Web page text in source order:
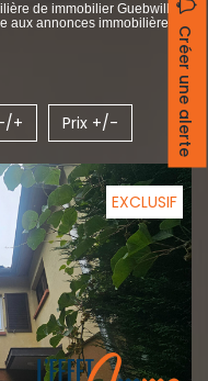
de immobilier Guebwiller.
aux annonces immobilières
Créer une alerte
+ Prix +/-
EXCLUSIF